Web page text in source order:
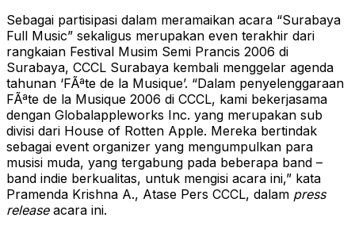
Sebagai partisipasi dalam meramaikan acara “Surabaya
Full Music” sekaligus merupakan even terakhir dari
rangkaian Festival Musim Semi Prancis 2006 di
Surabaya, CCCL Surabaya kembali menggelar agenda
tahunan ‘FÃªte de la Musique’. “Dalam penyelenggaraan
FÃªte de la Musique 2006 di CCCL, kami bekerjasama
dengan Globalappleworks Inc. yang merupakan sub
divisi dari House of Rotten Apple. Mereka bertindak
sebagai event organizer yang mengumpulkan para
musisi muda, yang tergabung pada beberapa band –
band indie berkualitas, untuk mengisi acara ini,” kata
Pramenda Krishna A., Atase Pers CCCL, dalam press
releaseacara ini.